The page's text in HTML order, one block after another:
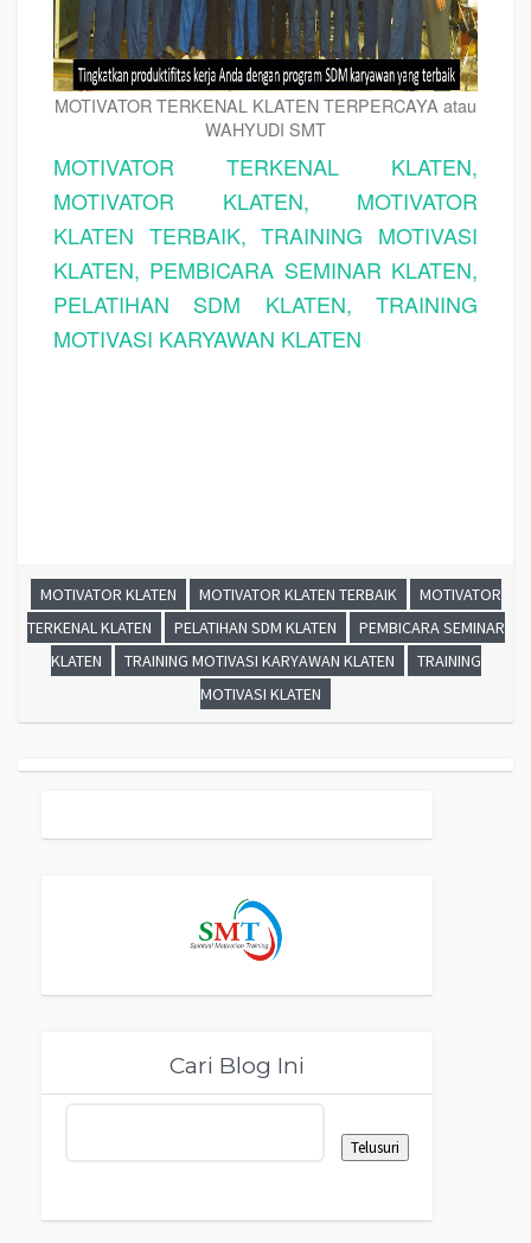
MOTIVATOR TERKENAL KLATEN TERPERCAYA atau
WAHYUDI SMT
MOTIVATOR TERKENAL KLATEN,
MOTIVATOR KLATEN, MOTIVATOR
KLATEN TERBAIK, TRAINING MOTIVASI
KLATEN, PEMBICARA SEMINAR KLATEN,
PELATIHAN SDM KLATEN, TRAINING
MOTIVASI KARYAWAN KLATEN
MOTIVATOR KLATEN MOTIVATOR KLATEN TERBAIK
MOTIVATOR
TERKENAL KLATEN
PELATIHAN SDM KLATEN
PEMBICARA SEMINAR
KLATEN
TRAINING MOTIVASI KARYAWAN KLATEN
TRAINING
MOTIVASI KLATEN
Cari Blog Ini